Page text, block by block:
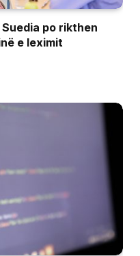
po rikthen
e leximit